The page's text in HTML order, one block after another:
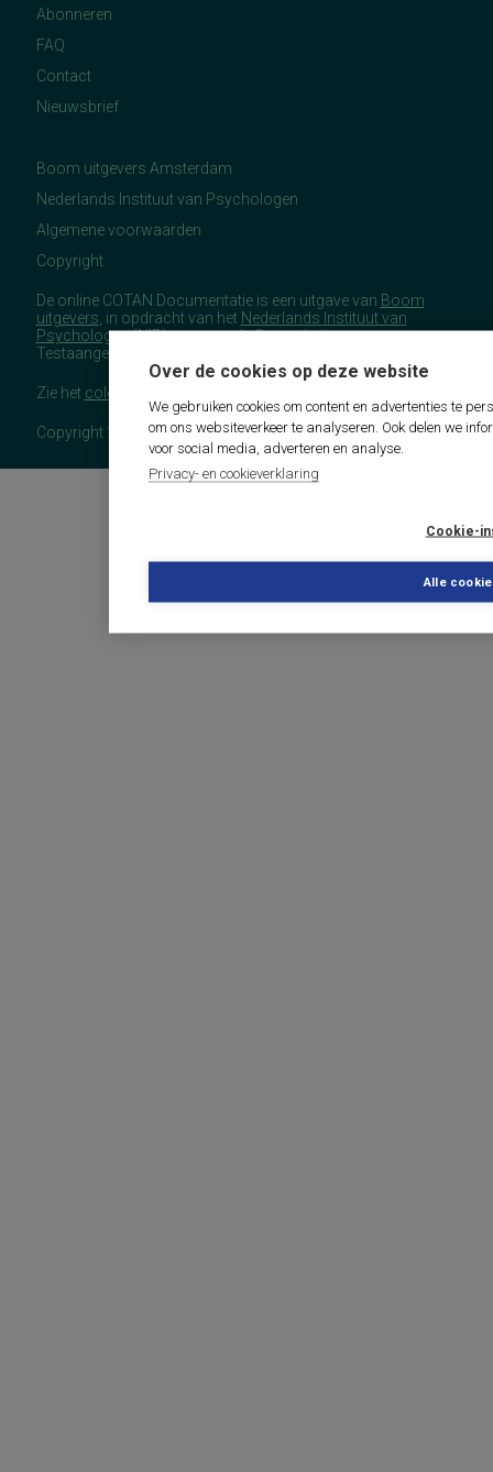
Over de cookies op deze website
We gebruiken cookies om content en advertenties te
om ons websiteverkeer te analyseren. Ook delen we
voor social media, adverteren en analyse.
Privacy- en cookieverklaring
Cookie-
Alle
Abonneren
FAQ
Contact
Nieuwsbrief
Boom uitgevers Amsterdam
Nederlands Instituut van Psychologen
Algemene voorwaarden
Copyright
De online COTAN Documentatie is een uitgave van Boom
uitgevers , in opdracht van het Nederlands Instituut van
Psychologen(NIP), namens de Commissie
Testaangelegenheden Nederland (COTAN).
Zie het colofon
Copyright 2026 - COTAN Documentatie